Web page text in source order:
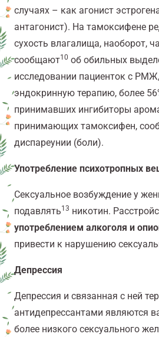
случаях – как агонист
антагонист). На тамоксифене
сухость влагалища, наоборот,
сообщают10 об обильных
исследовании пациенток с
эндокринную терапию, более
принимавших ингибиторы
принимающих тамоксифен,
диспареунии (боли).
Употребление психотропных
Сексуальное возбуждение у
подавлять13 никотин.
употреблением алкоголя и
привести к нарушению
Депрессия
Депрессия и связанная с ней
антидепрессантами являются
более низкого сексуального